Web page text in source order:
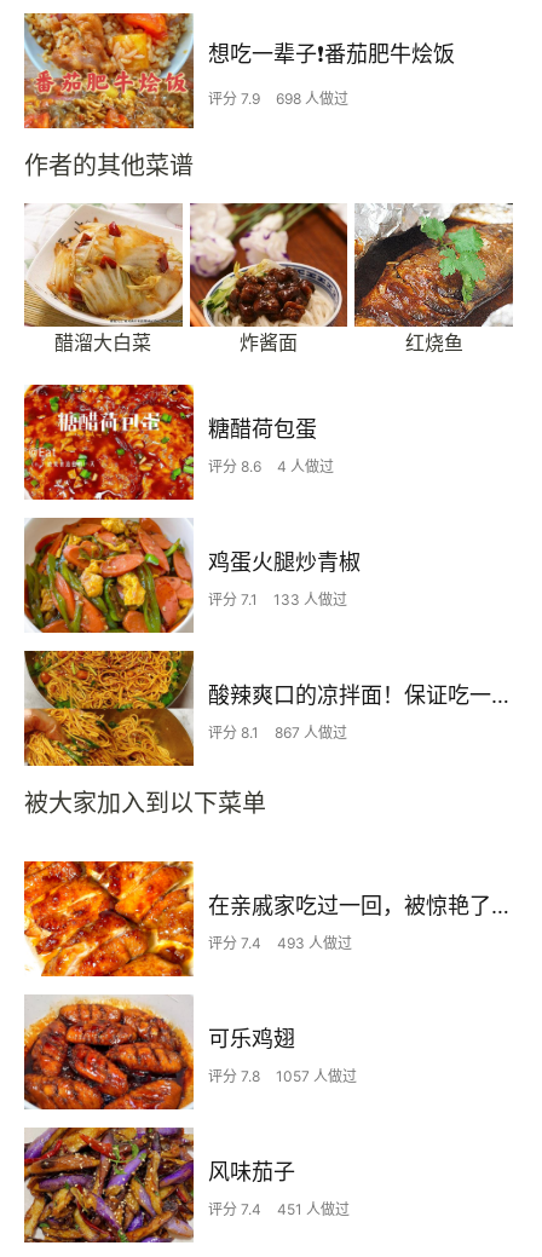
想吃一辈子❗️番茄肥牛烩饭
评分 7.9 698 人做过
作者的其他菜谱
醋溜大白菜 炸酱面 红烧鱼
糖醋荷包蛋
评分 8.6 4 人做过
鸡蛋火腿炒青椒
评分 7.1 133 人做过
酸辣爽口的凉拌面！保证吃一次就上瘾
评分 8.1 867 人做过
被大家加入到以下菜单
在亲戚家吃过一回，被惊艳了…
评分 7.4 493 人做过
可乐鸡翅
评分 7.8 1057 人做过
风味茄子
评分 7.4 451 人做过